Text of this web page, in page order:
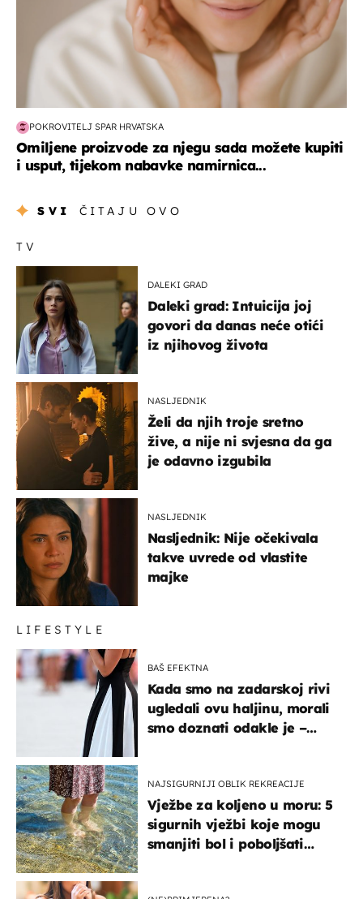
POKROVITELJ SPAR HRVATSKA
Omiljene proizvode za njegu sada možete kupiti
i usput, tijekom nabavke namirnica...
SVI ČITAJU OVO
TV
DALEKI GRAD
Daleki grad: Intuicija joj
govori da danas neće otići
iz njihovog života
NASLJEDNIK
Želi da njih troje sretno
žive, a nije ni svjesna da ga
je odavno izgubila
NASLJEDNIK
Nasljednik: Nije očekivala
takve uvrede od vlastite
majke
LIFESTYLE
BAŠ EFEKTNA
Kada smo na zadarskoj rivi
ugledali ovu haljinu, morali
smo doznati odakle je –
NAJSIGURNIJI OBLIK REKREACIJE
Vježbe za koljeno u moru: 5
sigurnih vježbi koje mogu
smanjiti bol i poboljšati